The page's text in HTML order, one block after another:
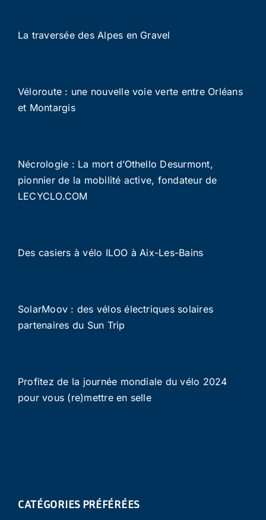
La traversée des Alpes en Gravel
Véloroute : une nouvelle voie verte entre Orléans
et Montargis
Nécrologie : La mort d’Othello Desurmont,
pionnier de la mobilité active, fondateur de
LECYCLO.COM
Des casiers à vélo ILOO à Aix-Les-Bains
SolarMoov : des vélos électriques solaires
partenaires du Sun Trip
Profitez de la journée mondiale du vélo 2024
pour vous (re)mettre en selle
CATÉGORIES PRÉFÉRÉES